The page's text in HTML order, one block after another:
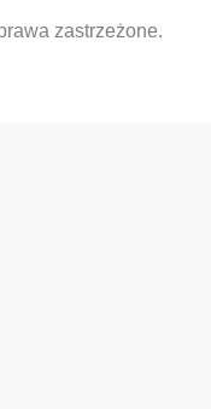
zastrzeżone.